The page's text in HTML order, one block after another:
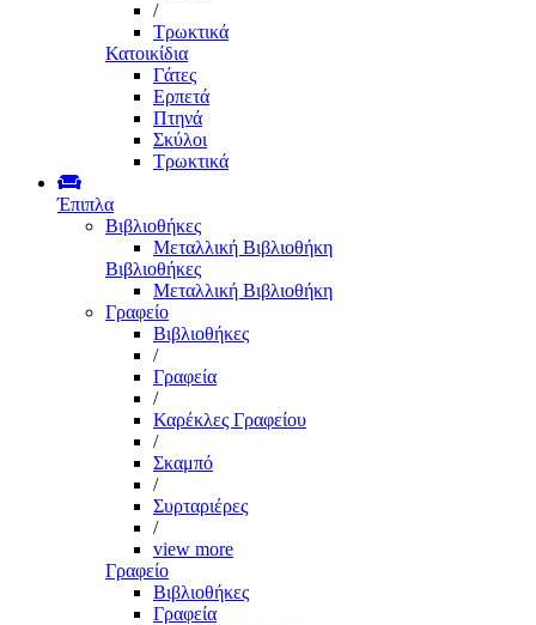
/
Τρωκτικά
Κατοικίδια
Γάτες
Ερπετά
Πτηνά
Σκύλοι
Τρωκτικά
Έπιπλα
Βιβλιοθήκες
Μεταλλική Βιβλιοθήκη
Βιβλιοθήκες
Μεταλλική Βιβλιοθήκη
Γραφείο
Βιβλιοθήκες
/
Γραφεία
/
Καρέκλες Γραφείου
/
Σκαμπό
/
Συρταριέρες
/
view more
Γραφείο
Βιβλιοθήκες
Γραφεία